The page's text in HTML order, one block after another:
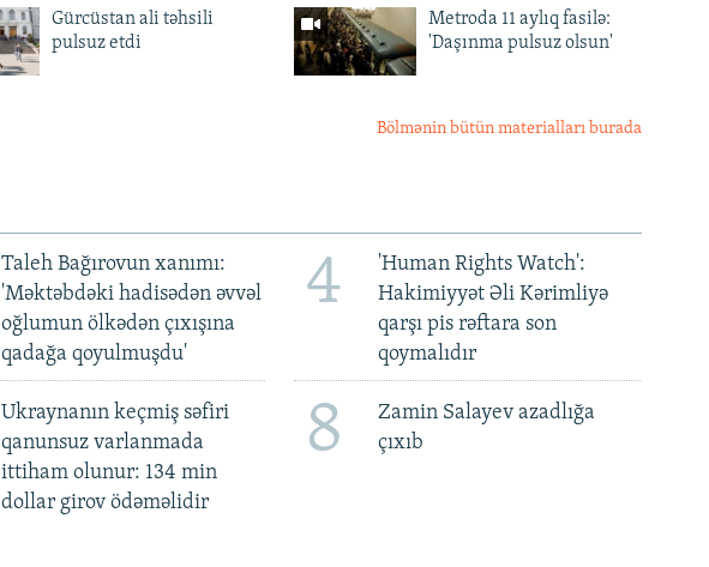
Gürcüstan ali təhsili
pulsuz etdi
Metroda 11 aylıq fasilə:
'Daşınma pulsuz olsun'
Bölmənin bütün materialları burada
Taleh Bağırovun xanımı:
'Məktəbdəki hadisədən əvvəl
oğlumun ölkədən çıxışına
qadağa qoyulmuşdu'
4
'Human Rights Watch':
Hakimiyyət Əli Kərimliyə
qarşı pis rəftara son
qoymalıdır
Ukraynanın keçmiş səfiri
qanunsuz varlanmada
ittiham olunur: 134 min
dollar girov ödəməlidir
8
Zamin Salayev azadlığa
çıxıb